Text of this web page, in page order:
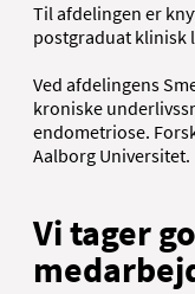
Til afdelingen er
postgraduat klinisk
Ved afdelingens
kroniske
endometriose.
Aalborg Universitet.
Vi tager